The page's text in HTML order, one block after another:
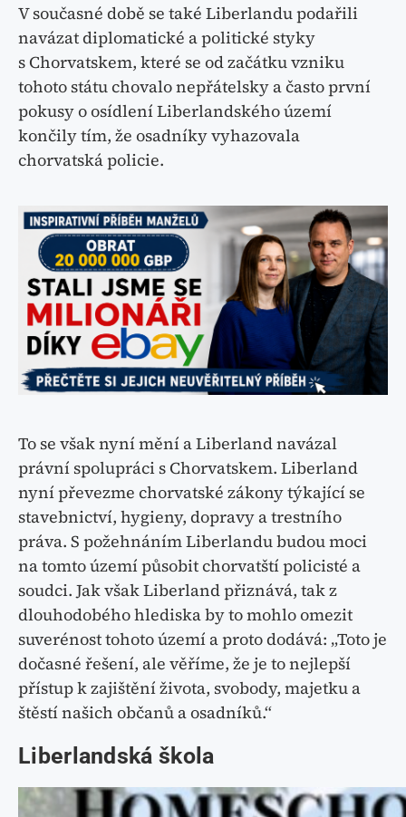
V současné době se také Liberlandu podařili
navázat diplomatické a politické styky
s Chorvatskem, které se od začátku vzniku
tohoto státu chovalo nepřátelsky a často první
pokusy o osídlení Liberlandského území
končily tím, že osadníky vyhazovala
chorvatská policie.
To se však nyní mění a Liberland navázal
právní spolupráci s Chorvatskem. Liberland
nyní převezme chorvatské zákony týkající se
stavebnictví, hygieny, dopravy a trestního
práva. S požehnáním Liberlandu budou moci
na tomto území působit chorvatští policisté a
soudci. Jak však Liberland přiznává, tak z
dlouhodobého hlediska by to mohlo omezit
suverénost tohoto území a proto dodává: „Toto je
dočasné řešení, ale věříme, že je to nejlepší
přístup k zajištění života, svobody, majetku a
štěstí našich občanů a osadníků.“
Liberlandská škola